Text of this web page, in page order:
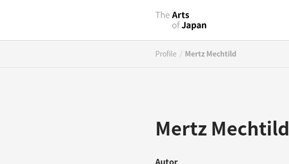
Profile / Mertz Mechtild
Mertz Mechtild
Autor